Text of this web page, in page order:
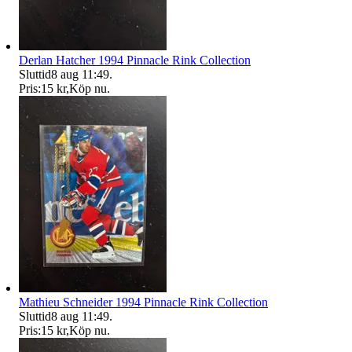
Derlan Hatcher 1994 Pinnacle Rink Collection
Sluttid8 aug 11:49.
Pris:15 kr,Köp nu.
Mathieu Schneider 1994 Pinnacle Rink Collection
Sluttid8 aug 11:49.
Pris:15 kr,Köp nu.